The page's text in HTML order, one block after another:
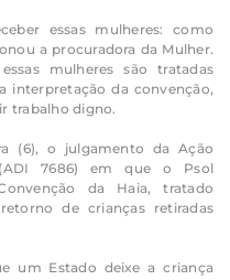
essas mulheres: como
a procuradora da Mulher.
mulheres são tratadas
interpretação da convenção,
trabalho digno.
(6), o julgamento da Ação
7686) em que o Psol
da Haia, tratado
de crianças retiradas
um Estado deixe a criança